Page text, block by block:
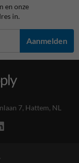
en onze
in.
Aanmelden
7, Hattem, NL